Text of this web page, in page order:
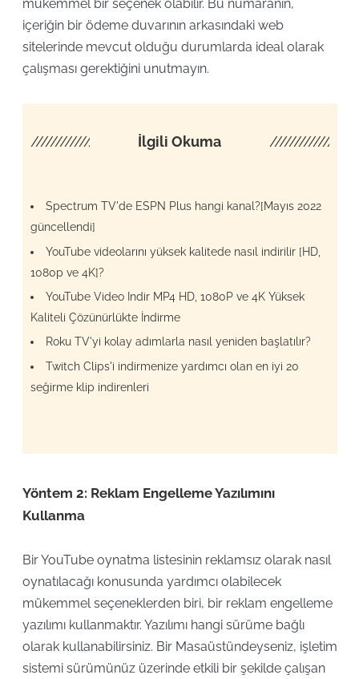
mükemmel bir seçenek olabilir. Bu numaranın,
içeriğin bir ödeme duvarının arkasındaki web
sitelerinde mevcut olduğu durumlarda ideal olarak
çalışması gerektiğini unutmayın.
//////////////////// İlgili Okuma
Spectrum TV'de ESPN Plus hangi kanal?[Mayıs 2022
güncellendi]
YouTube videolarını yüksek kalitede nasıl indirilir [HD,
1080p ve 4K]?
YouTube Video Indir MP4 HD, 1080P ve 4K Yüksek
Kaliteli Çözünürlükte İndirme
Roku TV'yi kolay adımlarla nasıl yeniden başlatılır?
Twitch Clips'i indirmenize yardımcı olan en iyi 20
seğirme klip indirenleri
Yöntem 2: Reklam Engelleme Yazılımını
Kullanma
Bir YouTube oynatma listesinin reklamsız olarak nasıl
oynatılacağı konusunda yardımcı olabilecek
mükemmel seçeneklerden biri, bir reklam engelleme
yazılımı kullanmaktır. Yazılımı hangi sürüme bağlı
olarak kullanabilirsiniz. Bir Masaüstündeyseniz, işletim
sistemi sürümünüz üzerinde etkili bir şekilde çalışan